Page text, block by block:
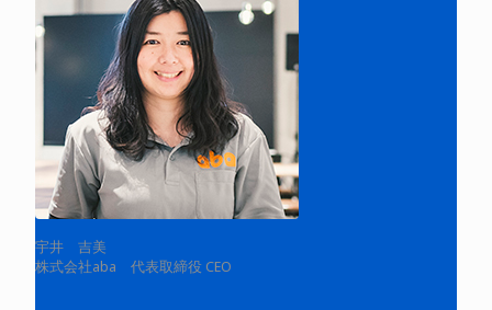
宇井 吉美
株式会社aba 代表取締役 CEO